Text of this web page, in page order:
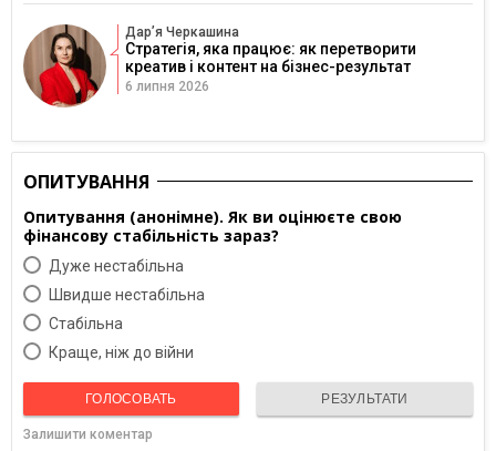
Дарʼя Черкашина
Стратегія, яка працює: як перетворити
креатив і контент на бізнес-результат
6 липня 2026
ОПИТУВАННЯ
Опитування (анонімне). Як ви оцінюєте свою
фінансову стабільність зараз?
Дуже нестабільна
Швидше нестабільна
Cтабільна
Краще, ніж до війни
ГОЛОСОВАТЬ РЕЗУЛЬТАТИ
Залишити коментар